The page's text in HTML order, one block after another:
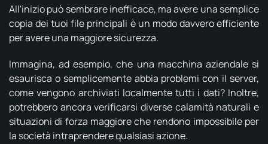
All'inizio può sembrare inefficace, ma avere una semplice
copia dei tuoi file principali è un modo davvero efficiente
per avere una maggiore sicurezza.
Immagina, ad esempio, che una macchina aziendale si
esaurisca o semplicemente abbia problemi con il server,
come vengono archiviati localmente tutti i dati? Inoltre,
potrebbero ancora verificarsi diverse calamità naturali e
situazioni di forza maggiore che rendono impossibile per
la società intraprendere qualsiasi azione.